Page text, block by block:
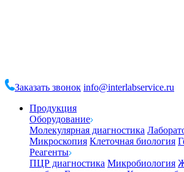
Заказать звонок info@interlabservice.ru
Продукция
Оборудование
Молекулярная диагностика
Микроскопия Клеточная биология
Реагенты
ПЦР диагностика Микробиология